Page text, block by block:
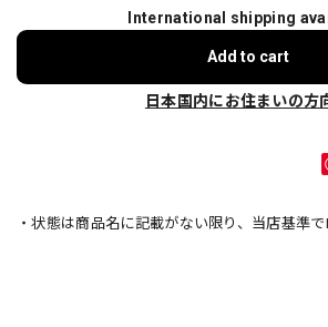
International shipping
Add to cart
日本国内にお住まいの方
・状態は商品名に記載がない限り、当店基準で